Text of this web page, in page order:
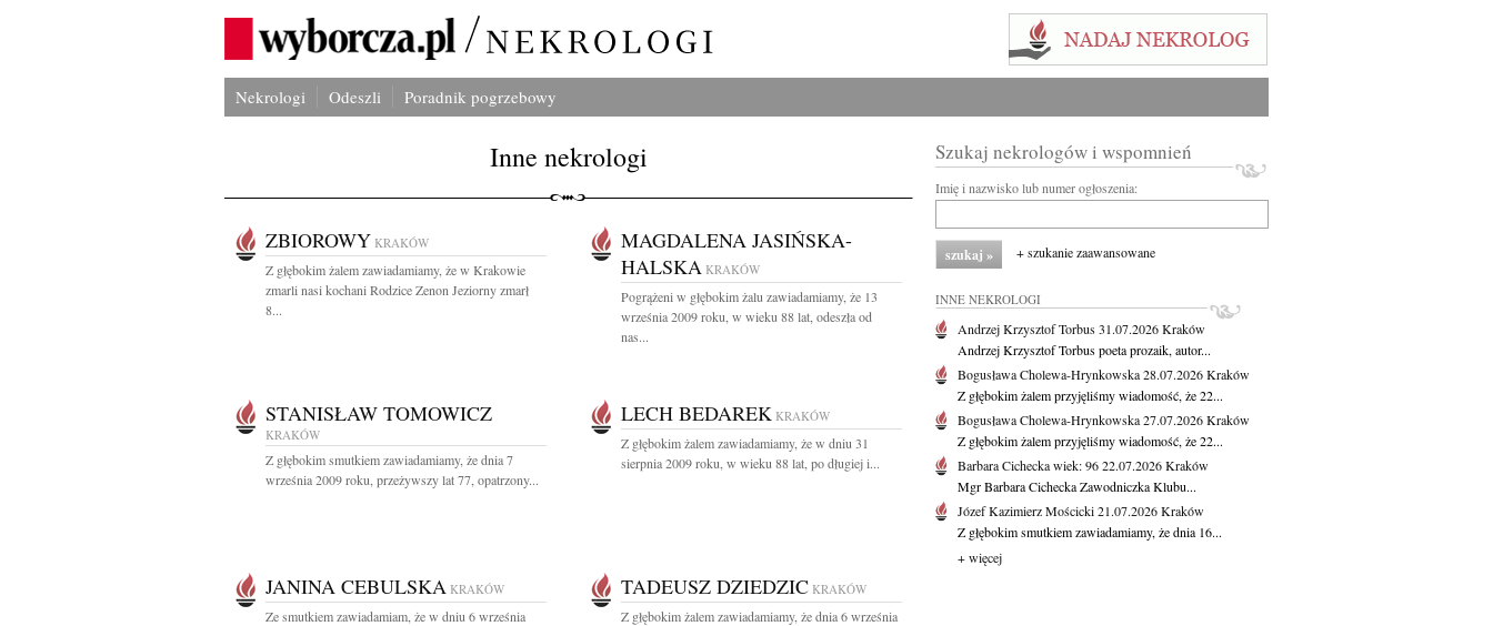
Nekrologi Odeszli Poradnik pogrzebowy
Inne nekrologi
ZBIOROWY KRAKÓW
Z głębokim żalem zawiadamiamy, że w Krakowie
zmarli nasi kochani Rodzice Zenon Jeziorny zmarł
8...
MAGDALENA JASIŃSKA-
HALSKA KRAKÓW
Pogrążeni w głębokim żalu zawiadamiamy, że 13
września 2009 roku, w wieku 88 lat, odeszła od
nas...
STANISŁAW TOMOWICZ
KRAKÓW
Z głębokim smutkiem zawiadamiamy, że dnia 7
września 2009 roku, przeżywszy lat 77, opatrzony...
LECH BEDAREK KRAKÓW
Z głębokim żalem zawiadamiamy, że w dniu 31
sierpnia 2009 roku, w wieku 88 lat, po długiej i...
JANINA CEBULSKA KRAKÓW
Ze smutkiem zawiadamiam, że w dniu 6 września
TADEUSZ DZIEDZIC KRAKÓW
Z głębokim żalem zawiadamiamy, że dnia 6 września
Szukaj nekrologów i wspomnień
Imię i nazwisko lub numer ogłoszenia:
+ szukanie zaawansowane
INNE NEKROLOGI
Andrzej Krzysztof Torbus31.07.2026Kraków
Andrzej Krzysztof Torbus poeta prozaik, autor...
Bogusława Cholewa-Hrynkowska28.07.2026Kraków
Z głębokim żalem przyjęliśmy wiadomość, że 22...
Bogusława Cholewa-Hrynkowska27.07.2026Kraków
Z głębokim żalem przyjęliśmy wiadomość, że 22...
Barbara Cicheckawiek: 9622.07.2026Kraków
Mgr Barbara Cichecka Zawodniczka Klubu...
Józef Kazimierz Mościcki21.07.2026Kraków
Z głębokim smutkiem zawiadamiamy, że dnia 16...
+ więcej